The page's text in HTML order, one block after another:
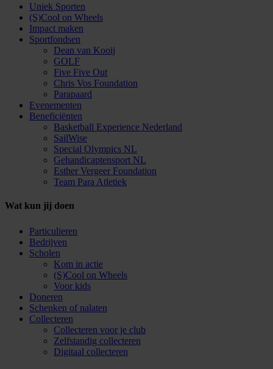
Uniek Sporten
(S)Cool on Wheels
Impact maken
Sportfondsen
Dean van Kooij
GOLF
Five Five Out
Chris Vos Foundation
Parapaard
Evenementen
Beneficiënten
Basketball Experience Nederland
SailWise
Special Olympics NL
Gehandicaptensport NL
Esther Vergeer Foundation
Team Para Atletiek
Wat kun jij doen
Particulieren
Bedrijven
Scholen
Kom in actie
(S)Cool on Wheels
Voor kids
Doneren
Schenken of nalaten
Collecteren
Collecteren voor je club
Zelfstandig collecteren
Digitaal collecteren